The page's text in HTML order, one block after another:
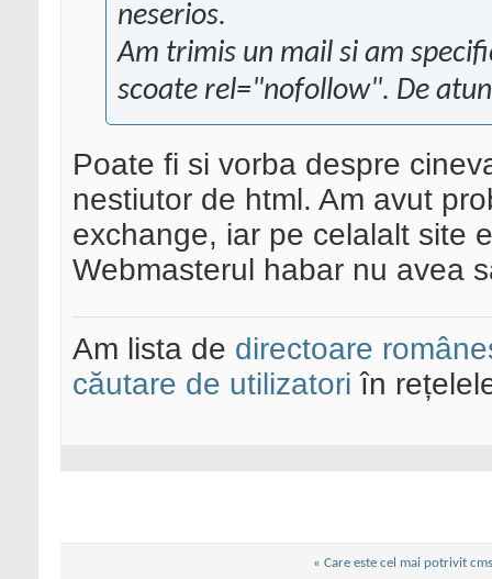
neserios.
Am trimis un mail si am
scoate rel="nofollow". De
Poate fi si vorba despre
nestiutor de html. Am avut
exchange, iar pe celalalt site
Webmasterul habar nu avea
Am lista de directoare
căutare de utilizatori în
« Care este cel mai potrivit